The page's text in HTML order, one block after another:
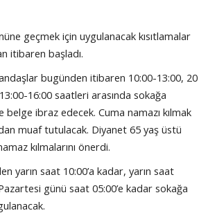
geçmek için uygulanacak kısıtlamalar
itibaren başladı.
bugünden itibaren 10:00-13:00, 20
16:00 saatleri arasında sokağa
belge ibraz edecek. Cuma namazı kılmak
muaf tutulacak. Diyanet 65 yaş üstü
kılmalarını önerdi.
yarın saat 10:00’a kadar, yarın saat
günü saat 05:00’e kadar sokağa